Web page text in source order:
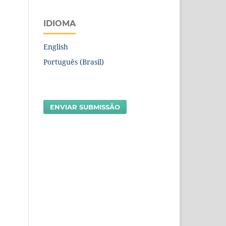
IDIOMA
English
Português (Brasil)
ENVIAR SUBMISSÃO